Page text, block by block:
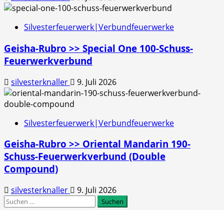
Silvesterfeuerwerk|Verbundfeuerwerke
Geisha-Rubro >> Special One 100-Schuss-
Feuerwerkverbund
silvesterknaller 9. Juli 2026
Silvesterfeuerwerk|Verbundfeuerwerke
Geisha-Rubro >> Oriental Mandarin 190-
Schuss-Feuerwerkverbund (Double
Compound)
silvesterknaller
9. Juli 2026
Suchen